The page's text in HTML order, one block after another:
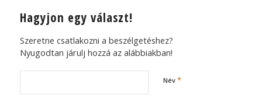
Hagyjon egy választ!
Szeretne csatlakozni a beszélgetéshez?
Nyugodtan járulj hozzá az alábbiakban!
Név *